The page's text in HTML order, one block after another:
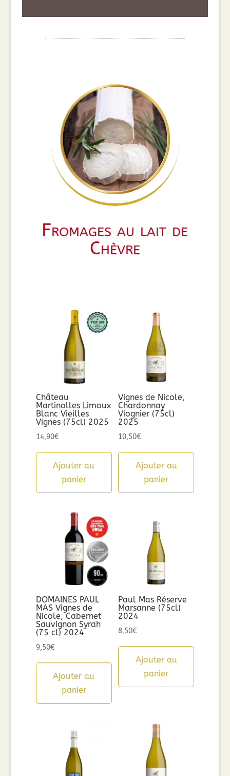
Fromages au lait de
Chèvre
Château
Martinolles Limoux
Blanc Vieilles
Vignes (75cl) 2025
14,90€
Ajouter au
panier
Vignes de Nicole,
Chardonnay
Viognier (75cl)
2025
10,50€
Ajouter au
panier
DOMAINES PAUL
MAS Vignes de
Nicole, Cabernet
Sauvignon Syrah
(75 cl) 2024
9,50€
Ajouter au
panier
Paul Mas Réserve
Marsanne (75cl)
2024
8,50€
Ajouter au
panier